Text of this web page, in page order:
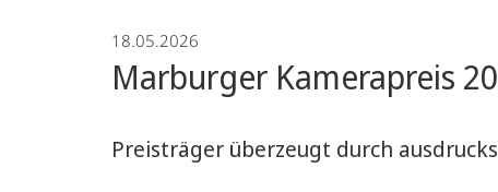
Marburg
18.05.2026
Marburger Kamerapreis
Preisträger überzeugt durch